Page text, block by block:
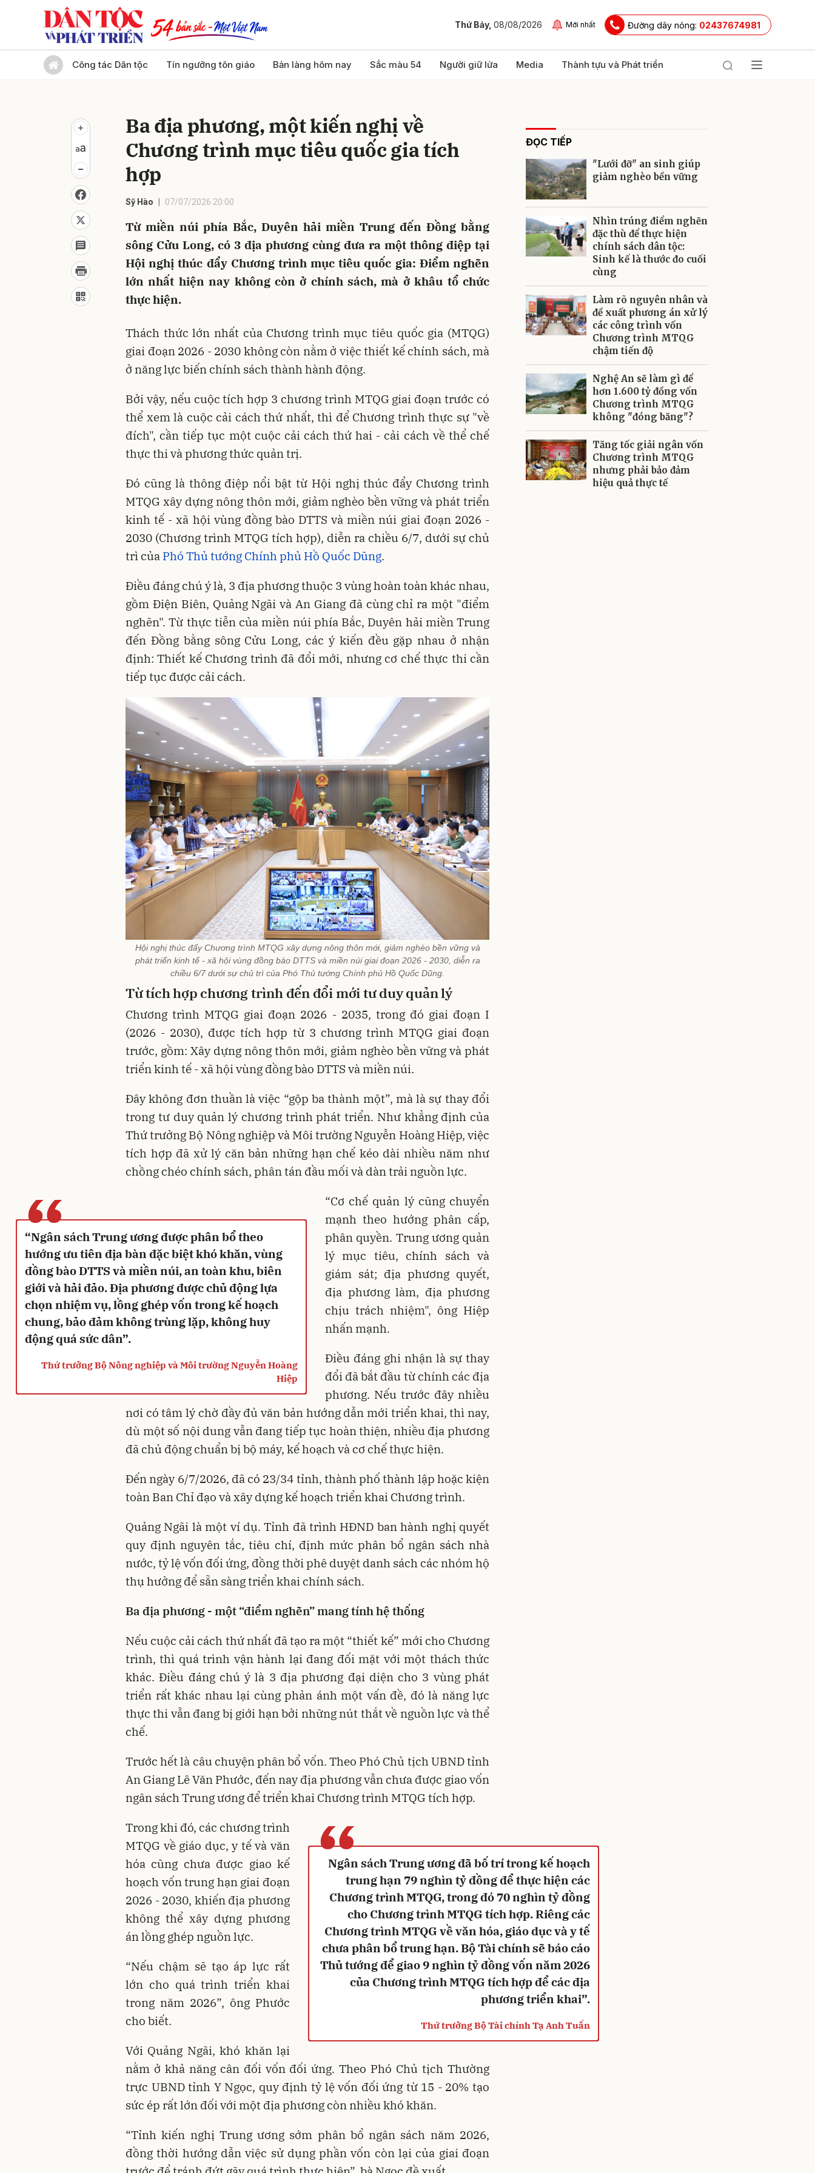
Thứ Bảy, 08/08/2026 Mới nhất Đường dây nóng: 02437674981
Công tác Dân tộc Tín ngưỡng tôn giáo Bản làng hôm nay Sắc màu 54 Người giữ lửa Media Thành tựu và Phát triển
Ba địa phương, một kiến nghị về
Chương trình mục tiêu quốc gia tích
hợp
Sỹ Hào 07/07/2026 20:00
Từ miền núi phía Bắc, Duyên hải miền Trung đến Đồng bằng
sông Cửu Long, có 3 địa phương cùng đưa ra một thông điệp tại
Hội nghị thúc đẩy Chương trình mục tiêu quốc gia: Điểm nghẽn
lớn nhất hiện nay không còn ở chính sách, mà ở khâu tổ chức
thực hiện.
Thách thức lớn nhất của Chương trình mục tiêu quốc gia (MTQG)
giai đoạn 2026 - 2030 không còn nằm ở việc thiết kế chính sách, mà
ở năng lực biến chính sách thành hành động.
Bởi vậy, nếu cuộc tích hợp 3 chương trình MTQG giai đoạn trước có
thể xem là cuộc cải cách thứ nhất, thì để Chương trình thực sự "về
đích", cần tiếp tục một cuộc cải cách thứ hai - cải cách về thể chế
thực thi và phương thức quản trị.
Đó cũng là thông điệp nổi bật từ Hội nghị thúc đẩy Chương trình
MTQG xây dựng nông thôn mới, giảm nghèo bền vững và phát triển
kinh tế - xã hội vùng đồng bào DTTS và miền núi giai đoạn 2026 -
2030 (Chương trình MTQG tích hợp), diễn ra chiều 6/7, dưới sự chủ
trì của Phó Thủ tướng Chính phủ Hồ Quốc Dũng.
Điều đáng chú ý là, 3 địa phương thuộc 3 vùng hoàn toàn khác nhau,
gồm Điện Biên, Quảng Ngãi và An Giang đã cùng chỉ ra một "điểm
nghẽn". Từ thực tiễn của miền núi phía Bắc, Duyên hải miền Trung
đến Đồng bằng sông Cửu Long, các ý kiến đều gặp nhau ở nhận
định: Thiết kế Chương trình đã đổi mới, nhưng cơ chế thực thi cần
tiếp tục được cải cách.
Hội nghị thúc đẩy Chương trình MTQG xây dựng nông thôn mới, giảm nghèo bền vững và
phát triển kinh tế - xã hội vùng đồng bào DTTS và miền núi giai đoạn 2026 - 2030, diễn ra
chiều 6/7 dưới sự chủ trì của Phó Thủ tướng Chính phủ Hồ Quốc Dũng.
Từ tích hợp chương trình đến đổi mới tư duy quản lý
Chương trình MTQG giai đoạn 2026 - 2035, trong đó giai đoạn I
(2026 - 2030), được tích hợp từ 3 chương trình MTQG giai đoạn
trước, gồm: Xây dựng nông thôn mới, giảm nghèo bền vững và phát
triển kinh tế - xã hội vùng đồng bào DTTS và miền núi.
Đây không đơn thuần là việc “gộp ba thành một”, mà là sự thay đổi
trong tư duy quản lý chương trình phát triển. Như khẳng định của
Thứ trưởng Bộ Nông nghiệp và Môi trường Nguyễn Hoàng Hiệp, việc
tích hợp đã xử lý căn bản những hạn chế kéo dài nhiều năm như
chồng chéo chính sách, phân tán đầu mối và dàn trải nguồn lực.
“
“Ngân sách Trung ương được phân bổ theo
hướng ưu tiên địa bàn đặc biệt khó khăn, vùng
đồng bào DTTS và miền núi, an toàn khu, biên
giới và hải đảo. Địa phương được chủ động lựa
chọn nhiệm vụ, lồng ghép vốn trong kế hoạch
chung, bảo đảm không trùng lặp, không huy
động quá sức dân”.
Thứ trưởng Bộ Nông nghiệp và Môi trường Nguyễn Hoàng
Hiệp
“Cơ chế quản lý cũng chuyển
mạnh theo hướng phân cấp,
phân quyền. Trung ương quản
lý mục tiêu, chính sách và
giám sát; địa phương quyết,
địa phương làm, địa phương
chịu trách nhiệm", ông Hiệp
nhấn mạnh.
Điều đáng ghi nhận là sự thay
đổi đã bắt đầu từ chính các địa
phương. Nếu trước đây nhiều
nơi có tâm lý chờ đầy đủ văn bản hướng dẫn mới triển khai, thì nay,
dù một số nội dung vẫn đang tiếp tục hoàn thiện, nhiều địa phương
đã chủ động chuẩn bị bộ máy, kế hoạch và cơ chế thực hiện.
Đến ngày 6/7/2026, đã có 23/34 tỉnh, thành phố thành lập hoặc kiện
toàn Ban Chỉ đạo và xây dựng kế hoạch triển khai Chương trình.
Quảng Ngãi là một ví dụ. Tỉnh đã trình HĐND ban hành nghị quyết
quy định nguyên tắc, tiêu chí, định mức phân bổ ngân sách nhà
nước, tỷ lệ vốn đối ứng, đồng thời phê duyệt danh sách các nhóm hộ
thụ hưởng để sẵn sàng triển khai chính sách.
Ba địa phương - một “điểm nghẽn” mang tính hệ thống
Nếu cuộc cải cách thứ nhất đã tạo ra một “thiết kế” mới cho Chương
trình, thì quá trình vận hành lại đang đối mặt với một thách thức
khác. Điều đáng chú ý là 3 địa phương đại diện cho 3 vùng phát
triển rất khác nhau lại cùng phản ánh một vấn đề, đó là năng lực
thực thi vẫn đang bị giới hạn bởi những nút thắt về nguồn lực và thể
chế.
Trước hết là câu chuyện phân bổ vốn. Theo Phó Chủ tịch UBND tỉnh
An Giang Lê Văn Phước, đến nay địa phương vẫn chưa được giao vốn
ngân sách Trung ương để triển khai Chương trình MTQG tích hợp.
“
Ngân sách Trung ương đã bố trí trong kế hoạch
trung hạn 79 nghìn tỷ đồng để thực hiện các
Chương trình MTQG, trong đó 70 nghìn tỷ đồng
cho Chương trình MTQG tích hợp. Riêng các
Chương trình MTQG về văn hóa, giáo dục và y tế
chưa phân bổ trung hạn. Bộ Tài chính sẽ báo cáo
Thủ tướng để giao 9 nghìn tỷ đồng vốn năm 2026
của Chương trình MTQG tích hợp để các địa
phương triển khai”.
Thứ trưởng Bộ Tài chính Tạ Anh Tuấn
Trong khi đó, các chương trình
MTQG về giáo dục, y tế và văn
hóa cũng chưa được giao kế
hoạch vốn trung hạn giai đoạn
2026 - 2030, khiến địa phương
không thể xây dựng phương
án lồng ghép nguồn lực.
“Nếu chậm sẽ tạo áp lực rất
lớn cho quá trình triển khai
trong năm 2026”, ông Phước
cho biết.
Với Quảng Ngãi, khó khăn lại
nằm ở khả năng cân đối vốn đối ứng. Theo Phó Chủ tịch Thường
trực UBND tỉnh Y Ngọc, quy định tỷ lệ vốn đối ứng từ 15 - 20% tạo
sức ép rất lớn đối với một địa phương còn nhiều khó khăn.
“Tỉnh kiến nghị Trung ương sớm phân bổ ngân sách năm 2026,
đồng thời hướng dẫn việc sử dụng phần vốn còn lại của giai đoạn
ĐỌC TIẾP
"Lưới đỡ" an sinh giúp
giảm nghèo bền vững
Nhìn trúng điểm nghẽn
đặc thù để thực hiện
chính sách dân tộc:
Sinh kế là thước đo cuối
cùng
Làm rõ nguyên nhân và
đề xuất phương án xử lý
các công trình vốn
Chương trình MTQG
chậm tiến độ
Nghệ An sẽ làm gì để
hơn 1.600 tỷ đồng vốn
Chương trình MTQG
không "đóng băng"?
Tăng tốc giải ngân vốn
Chương trình MTQG
nhưng phải bảo đảm
hiệu quả thực tế
Gửi bình luận
Gửi